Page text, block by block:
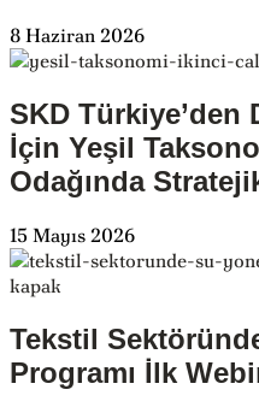
8 Haziran 2026
SKD Türkiye’den
İçin Yeşil
Odağında
15 Mayıs 2026
Tekstil
Programı İlk